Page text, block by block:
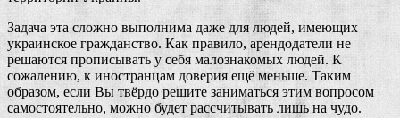
Задача эта сложно выполнима даже для людей, имеющих
украинское гражданство. Как правило, арендодатели не
решаются прописывать у себя малознакомых людей. К
сожалению, к иностранцам доверия ещё меньше. Таким
образом, если Вы твёрдо решите заниматься этим вопросом
самостоятельно, можно будет рассчитывать лишь на чудо.